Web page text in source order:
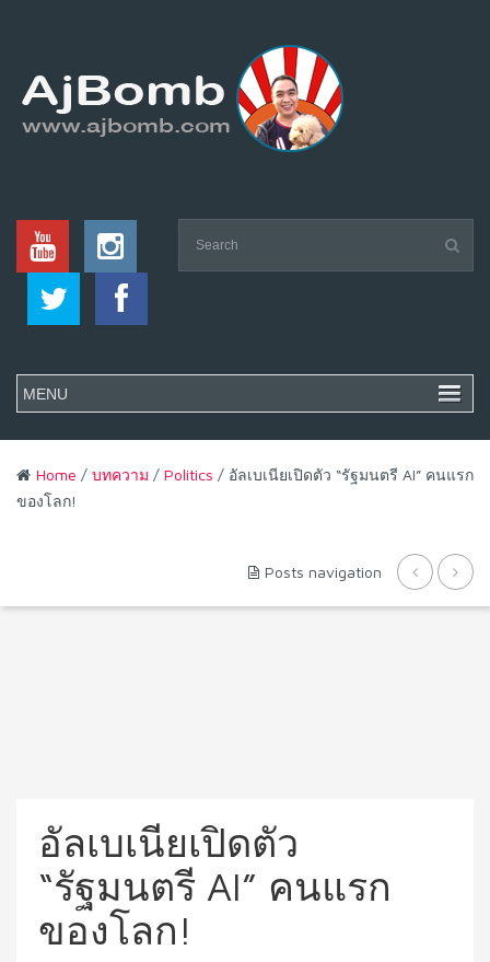
Home / บทความ / Politics / อัลเบเนียเปิดตัว “รัฐมนตรี AI” คนแรก
ของโลก!
Posts navigation
อัลเบเนียเปิดตัว
“รัฐมนตรี AI” คนแรก
ของโลก!